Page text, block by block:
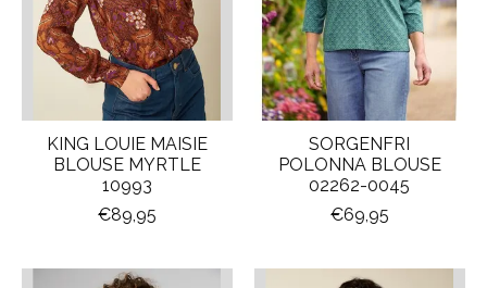
KING LOUIE MAISIE
BLOUSE MYRTLE
10993
€89,95
SORGENFRI
POLONNA BLOUSE
02262-0045
€69,95